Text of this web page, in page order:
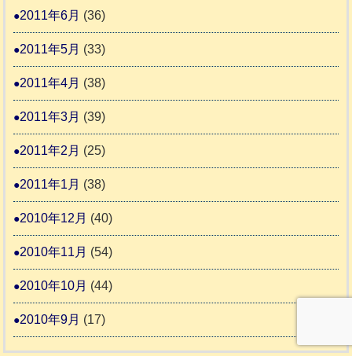
2011年6月 (36)
2011年5月 (33)
2011年4月 (38)
2011年3月 (39)
2011年2月 (25)
2011年1月 (38)
2010年12月 (40)
2010年11月 (54)
2010年10月 (44)
2010年9月 (17)